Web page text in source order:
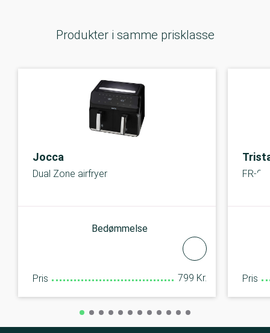
Produkter i samme prisklasse
Jocca
Dual Zone airfryer
Bedømmelse
Pris 799 Kr.
FR-
Pris